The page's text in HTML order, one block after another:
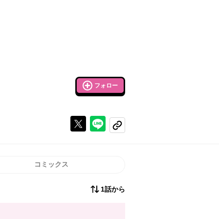
フォロー
Xで投稿するラインでシェアする
コピーする
コミックス
1話から